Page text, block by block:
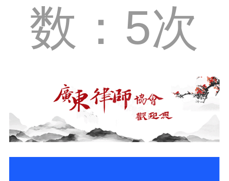
数：5次